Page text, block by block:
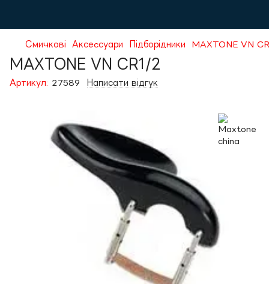
Смичкові Аксеcсуари Підборідники MAXTONE VN
MAXTONE VN CR1/2
Артикул: 27589 Написати відгук